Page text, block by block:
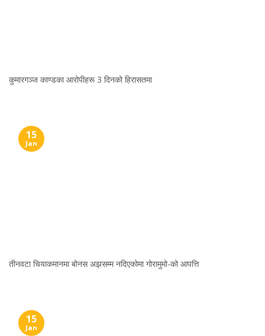
कुमारगञ्ज काण्डका आरोपीहरू 3 दिनको हिरासतमा
तीनवटा चियाकमानमा बोनस अझसम्म नदिएकोमा गोरामुमो-को आपत्ति
15
Jan
15
Jan